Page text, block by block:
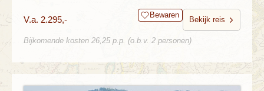
V.a. 2.295,- Bewaren
Bekijk reis
Bijkomende kosten 26,25 p.p. (o.b.v. 2 personen)